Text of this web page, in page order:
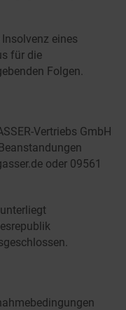
eines
für die
Folgen.
Vertriebs GmbH
oder 09561